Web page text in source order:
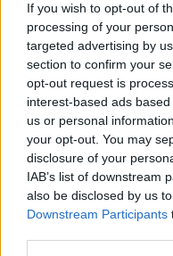
If you wish to opt-out of
processing of your
targeted advertising by
section to confirm your
opt-out request is
interest-based ads
us or personal
your opt-out. You may
disclosure of your
IAB’s list of downstream
also be disclosed by us
Downstream Participants
Interculturalidade
Keep In Mind
Liderança
Mudança
Perspetivas
Pessoas
PORTO RH MEETING
Recursos Humanos